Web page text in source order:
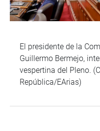
El presidente de la
Guillermo Bermejo,
vespertina del Pleno.
República/EArias)